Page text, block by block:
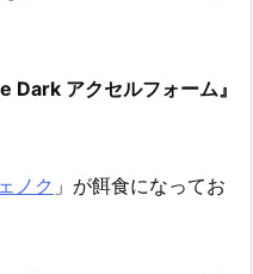
Dark アクセルフォーム』
ノク 」が餌食になってお